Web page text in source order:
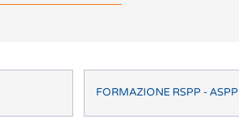
FORMAZIONE RSPP - ASPP